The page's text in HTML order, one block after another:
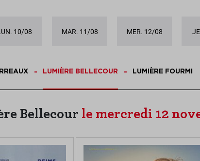
10/08 MAR. 11/08 MER. 12/08
LUMIÈRE BELLECOUR LUMIÈRE FOURMI
Bellecour le mercredi 12